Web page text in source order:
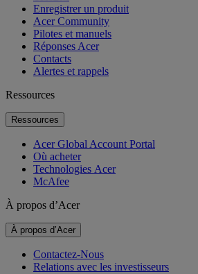
Enregistrer un produit
Acer Community
Pilotes et manuels
Réponses Acer
Contacts
Alertes et rappels
Ressources
Ressources
Acer Global Account Portal
Où acheter
Technologies Acer
McAfee
À propos d’Acer
À propos d’Acer
Contactez-Nous
Relations avec les investisseurs